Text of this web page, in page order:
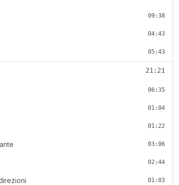
09:38
04:43
05:43
21:21
06:35
01:04
01:22
03:06
02:44
01:03